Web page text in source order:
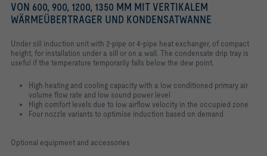
VON 600, 900, 1200, 1350 MM MIT VERTIKALEM
WÄRMEÜBERTRAGER UND KONDENSATWANNE
Under sill induction unit with 2-pipe or 4-pipe heat exchanger, of compact
height, for installation under a sill or on a wall. The condensate drip tray is
useful if the temperature temporarily falls below the dew point.
High heating and cooling capacity with a low conditioned primary air
volume flow rate and low sound power level
High comfort levels due to low airflow velocity in the occupied zone
Four nozzle variants to optimise induction based on demand
Optional equipment and accessories